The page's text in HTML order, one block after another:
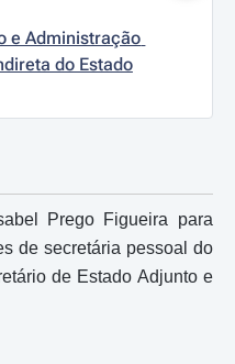
e Administração
do Estado
Prego Figueira para
de secretária pessoal do
de Estado Adjunto e